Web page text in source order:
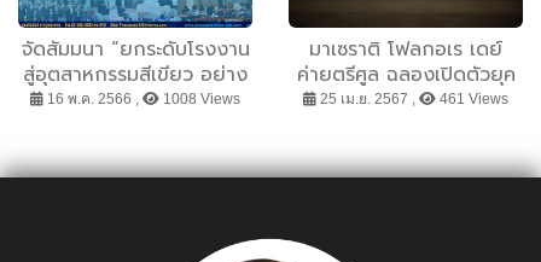
จัดสัมมนา “ยกระดับโรงงาน
สู่อุตสาหกรรมสีเขียว อย่าง
ปลอดภัยและยั่งยืน” ฟังฟรี!
16 พ.ค. 2566 , 1008 Views
มาเซราติ โฟลกอเร เดย์
ค่ายตรีศูล ฉลองเปิดตัวยุค
ใหม่ของยนตรกรรมไฟฟ้า
25 เม.ย. 2567 , 461 Views